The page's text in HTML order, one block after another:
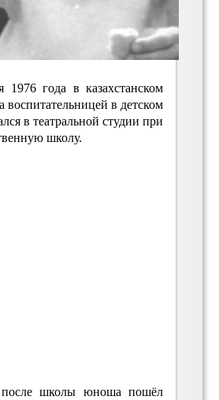
года в казахстанском
воспитательницей в детском
в театральной студии при
школу.
после школы юноша пошёл